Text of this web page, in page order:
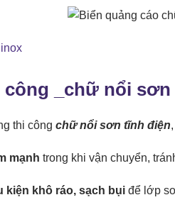
_ chữ nổi sơn
thi công chữ nổi sơn tĩnh điện
mạnh trong khi vận chuyển,
kiện khô ráo, sạch bụiđể lớp